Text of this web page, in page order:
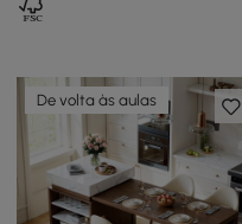
De volta às aulas